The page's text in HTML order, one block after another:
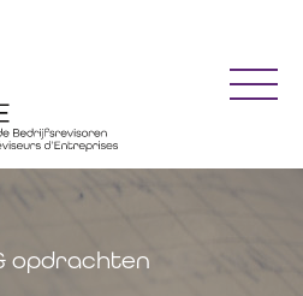
opdrachten